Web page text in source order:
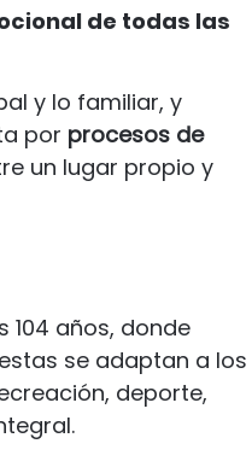
de todas las
y lo familiar, y
por procesos de
un lugar propio y
104 años, donde
se adaptan a los
deporte,